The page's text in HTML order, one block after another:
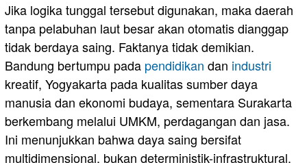
Jika logika tunggal tersebut digunakan, maka daerah
tanpa pelabuhan laut besar akan otomatis dianggap
tidak berdaya saing. Faktanya tidak demikian.
Bandung bertumpu pada pendidikan dan industri
kreatif, Yogyakarta pada kualitas sumber daya
manusia dan ekonomi budaya, sementara Surakarta
berkembang melalui UMKM, perdagangan dan jasa.
Ini menunjukkan bahwa daya saing bersifat
multidimensional, bukan deterministik-infrastruktural.